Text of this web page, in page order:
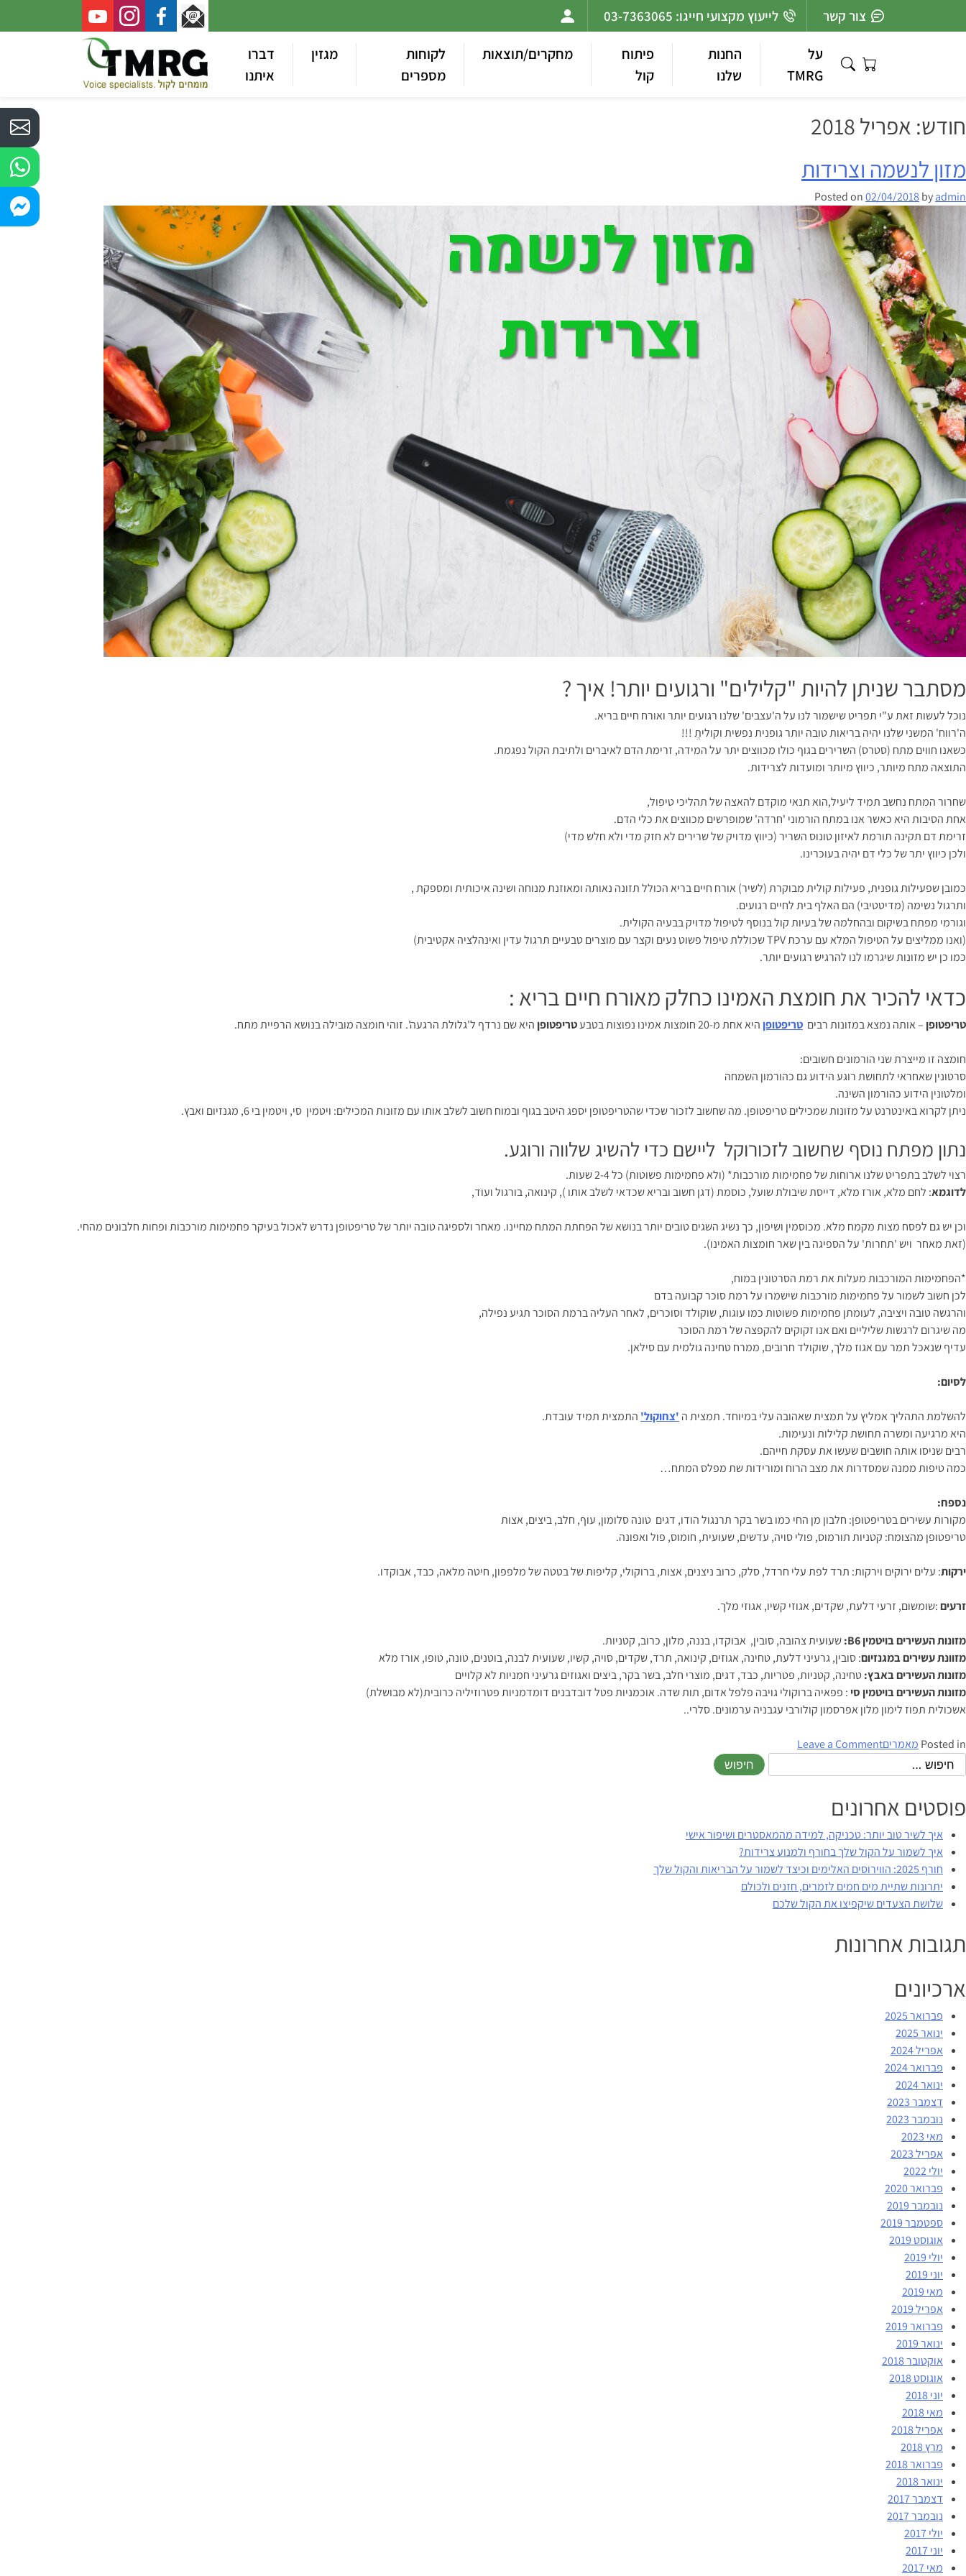
צור קשר לייעוץ מקצועי חייגו: 03-7363065
על
TMRG
החנות
שלנו
פיתוח
קול
מחקרים/תוצאות
לקוחות
מספרים
מגזין
דברו
איתנו
חודש: אפריל 2018
מזון לנשמה וצרידות
Posted on02/04/2018byadmin
מסתבר שניתן להיות "קלילים" ורגועים יותר! איך ?
נוכל לעשות זאת ע"י תפריט שישמור לנו על ה'עצבים' שלנו רגועים יותר ואורח חיים בריא.
ה'רווח' המשני שלנו יהיה בריאות טובה יותר גופנית נפשית וקוליתֱ !!!
כשאנו חווים מתח (סטרס) השרירים בגוף כולו מכווצים יתר על המידה, זרימת הדם לאיברים ולתיבת הקול נפגמת.
התוצאה מתח מיותר, כיווץ מיותר ומועדות לצרידות.
שחרור המתח נחשב תמיד ליעיל,הוא תנאי מוקדם להאצה של תהליכי טיפול,
אחת הסיבות היא כאשר אנו במתח הורמוני 'חרדה' שמופרשים מכווצים את כלי הדם.
זרימת דם תקינה תורמת לאיזון טונוס השריר (כיווץ מדויק של שרירים לא חזק מדי ולא חלש מדי)
ולכן כיווץ יתר של כלי דם יהיה בעוכרינו.
כמובן שפעילות גופנית, פעילות קולית מבוקרת (לשיר) אורח חיים בריא הכולל תזונה נאותה ומאוזנת מנוחה ושינה איכותית ומספקת ,
ותרגול נשימה (מדיטטיבי) הם האלף בית לחיים רגועים.
וגורמי מפתח בשיקום ובהחלמה של בעיות קול בנוסף לטיפול מדויק בבעיה הקולית.
(ואנו ממליצים על הטיפול המלא עם ערכת TPV שכוללת טיפול פשוט נעים וקצר עם מוצרים טבעיים תרגול עדין ואינהלציה אקטיבית)
כמו כן יש מזונות שיגרמו לנו להרגיש רגועים יותר.
כדאי להכיר את חומצת האמינו כחלק מאורח חיים בריא :
טריפטופן– אותה נמצא במזונות רבים טריפטופןהיא אחת מ-20 חומצות אמינו נפוצות בטבע טריפטופןהיא שם נרדף ל'גלולת הרגעה'. זוהי חומצה מובילה בנושא הרפיית מתח.
חומצה זו מייצרת שני הורמונים חשובים:
סרטונין שאחראי לתחושת רוגע הידוע גם כהורמון השמחה
ומלטונין הידוע כהורמון השינה.
ניתן לקרוא באינטרנט על מזונות שמכילים טריפטופן. מה שחשוב לזכור שכדי שהטריפטופן יספג היטב בגוף ובמוח חשוב לשלב אותו עם מזונות המכילים: ויטמין סי, ויטמין בי 6, מגנזיום ואבץ.
נתון מפתח נוסף שחשוב לזכורוקל ליישם כדי להשיג שלווה ורוגע.
רצוי לשלב בתפריט שלנו ארוחות של פחמימות מורכבות* (ולא פחמימות פשוטות) כל 2-4 שעות.
לדוגמא: לחם מלא, אורז מלא, דייסת שיבולת שועל, כוסמת (דגן חשוב ובריא שכדאי לשלב אותו ), קינואה, בורגול ועוד,
וכן יש גם לפסח מצות מקמח מלא. מכוסמין ושיפון, כך נשיג השגים טובים יותר בנושא של הפחתת המתח מחיינו. מאחר ולספיגה טובה יותר של טריפטופן נדרש לאכול בעיקר פחמימות מורכבות ופחות חלבונים מהחי.
(זאת מאחר ויש 'תחרות' על הספיגה בין שאר חומצות האמינו).
*הפחמימות המורכבות מעלות את רמת הסרטונין במוח,
לכן חשוב לשמור על פחמימות מורכבות שישמרו על רמת סוכר קבועה בדם
והרגשה טובה ויציבה, לעומתן פחמימות פשוטות כמו עוגות, שוקולד וסוכרים, לאחר העליה ברמת הסוכר תגיע נפילה,
מה שיגרום לרגשות שליליים ואם אנו זקוקים להקפצה של רמת הסוכר
עדיף שנאכל תמר עם אגוז מלך, שוקולד חרובים, ממרח טחינה גולמית עם סילאן.
לסיום:
להשלמת התהליך אמליץ על תמצית שאהובה עלי במיוחד. תמצית ה 'צחוקול' התמצית תמיד עובדת.
היא מרגיעה ומשרה תחושת קלילות ונעימות.
רבים שניסו אותה חושבים שעשו את עסקת חייהם.
כמה טיפות ממנה שמסדרות את מצב הרוח ומורידות שת מפלס המתח…
נספח:
מקורות עשירים בטריפטופן: חלבון מן החי כמו בשר בקר תרנגול הודו, דגים טונה סלומון, עוף, חלב, ביצים, אצות
טריפטופן מהצומח: קטניות תורמוס, פולי סויה, עדשים, שעועית, חומוס, פול ואפונה.
ירקות: עלים ירוקים וירקות: תרד לפת עלי חרדל, סלק, כרוב ניצנים, אצות, ברוקולי, קליפות של בטטה של מלפפון, חיטה מלאה, כבד, אבוקדו.
זרעים:שומשום, זרעי דלעת, שקדים, אגוזי קשיו, אגוזי מלך.
מזונות העשירים בויטמין B6:
שעועית צהובה, סובין, אבוקדו, בננה, מלון, כרוב, קטניות.
מזוונת עשירים במגנזיום: סובין, גרעיני דלעת, טחינה, אגוזים, קינואה, תרד, שקדים, סויה, קשיו, שעועית לבנה, בוטנים, טונה, טופו, אורז מלא
מזונות העשירים באבץ:טחינה, קטניות, פטריות, כבד, דגים, מוצרי חלב, בשר בקר, ביצים ואגוזים גרעיני חמניות לא קלויים
מזונות העשירים בויטמין סי: פפאיה ברוקולי גויבה פלפל אדום, תות שדה. אוכמניות פטל דובדבנים דומדמניות פטרוזיליה כרובית(לא מבושלת)
אשכולית תפוז לימון מלון אפרסמון קולורבי עגבניה ערמונים. סלרי..
Posted in מאמריםLeave a Comment
לנשמה
פוסטים אחרונים
איך לשיר טוב יותר: טכניקה, למידה מהמאסטרים ושיפור אישי
איך לשמור על הקול שלך בחורף ולמנוע צרידות?
חורף 2025: הווירוסים האלימים וכיצד לשמור על הבריאות והקול שלך
יתרונות שתיית מים חמים לזמרים, חזנים ולכולם
שלושת הצעדים שיקפיצו את הקול שלכם
תגובות אחרונות
ארכיונים
פברואר 2025
ינואר 2025
אפריל 2024
פברואר 2024
ינואר 2024
דצמבר 2023
נובמבר 2023
מאי 2023
אפריל 2023
יולי 2022
פברואר 2020
נובמבר 2019
ספטמבר 2019
אוגוסט 2019
יולי 2019
יוני 2019
מאי 2019
אפריל 2019
פברואר 2019
ינואר 2019
אוקטובר 2018
אוגוסט 2018
יוני 2018
מאי 2018
אפריל 2018
מרץ 2018
פברואר 2018
ינואר 2018
דצמבר 2017
נובמבר 2017
יולי 2017
יוני 2017
מאי 2017